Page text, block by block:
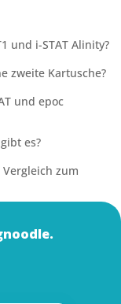
und i-STAT Alinity?
zweite Kartusche?
und epoc
es?
zum